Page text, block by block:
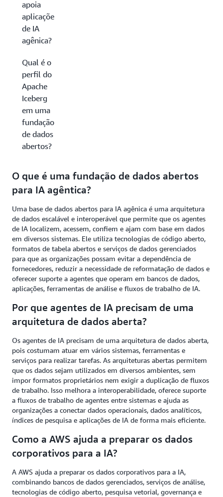
apoia
aplicações
de IA
agênica?
Qual é o
perfil do
Apache
Iceberg
em uma
fundação
de dados
abertos?
O que é uma fundação de dados abertos
para IA agêntica?
Uma base de dados abertos para IA agênica é uma arquitetura
de dados escalável e interoperável que permite que os agentes
de IA localizem, acessem, confiem e ajam com base em dados
em diversos sistemas. Ele utiliza tecnologias de código aberto,
formatos de tabela abertos e serviços de dados gerenciados
para que as organizações possam evitar a dependência de
fornecedores, reduzir a necessidade de reformatação de dados e
oferecer suporte a agentes que operam em bancos de dados,
aplicações, ferramentas de análise e fluxos de trabalho de IA.
Por que agentes de IA precisam de uma
arquitetura de dados aberta?
Os agentes de IA precisam de uma arquitetura de dados aberta,
pois costumam atuar em vários sistemas, ferramentas e
serviços para realizar tarefas. As arquiteturas abertas permitem
que os dados sejam utilizados em diversos ambientes, sem
impor formatos proprietários nem exigir a duplicação de fluxos
de trabalho. Isso melhora a interoperabilidade, oferece suporte
a fluxos de trabalho de agentes entre sistemas e ajuda as
organizações a conectar dados operacionais, dados analíticos,
índices de pesquisa e aplicações de IA de forma mais eficiente.
Como a AWS ajuda a preparar os dados
corporativos para a IA?
A AWS ajuda a preparar os dados corporativos para a IA,
combinando bancos de dados gerenciados, serviços de análise,
tecnologias de código aberto, pesquisa vetorial, governança e